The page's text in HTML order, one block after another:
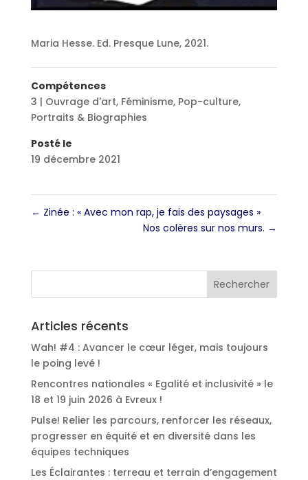
Maria Hesse. Ed. Presque Lune, 2021.
Compétences
3 | Ouvrage d'art, Féminisme, Pop-culture,
Portraits & Biographies
Posté le
19 décembre 2021
← Zinée : « Avec mon rap, je fais des paysages »
Nos colères sur nos murs. →
Articles récents
Wah! #4 : Avancer le cœur léger, mais toujours
le poing levé !
Rencontres nationales « Egalité et inclusivité » le
18 et 19 juin 2026 à Evreux !
Pulse! Relier les parcours, renforcer les réseaux,
progresser en équité et en diversité dans les
équipes techniques
Les Éclairantes : terreau et terrain d’engagement